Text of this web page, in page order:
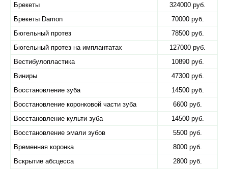
Брекеты
324000 руб.
Брекеты Damon
70000 руб.
Бюгельный протез
78500 руб.
Бюгельный протез на имплантатах
127000 руб.
Вестибулопластика
10890 руб.
Виниры
47300 руб.
Восстановление зуба
14500 руб.
Восстановление коронковой части зуба
6600 руб.
Восстановление культи зуба
14500 руб.
Восстановление эмали зубов
5500 руб.
Временная коронка
8000 руб.
Вскрытие абсцесса
2800 руб.